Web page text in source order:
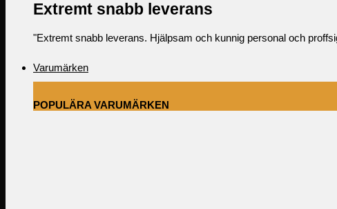
Extremt snabb leverans
"Extremt snabb leverans. Hjälpsam och kunnig personal och
Varumärken
POPULÄRA VARUMÄRKEN